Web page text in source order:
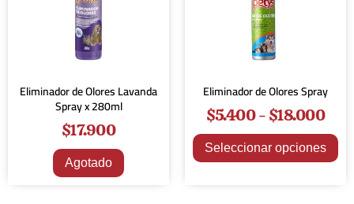
Eliminador de Olores Lavanda
Spray x 280ml
$17.900
Agotado
Eliminador de Olores Spray
$5.400-$18.000
Seleccionar opciones